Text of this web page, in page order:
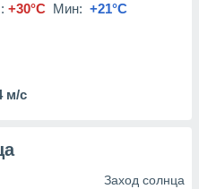
+30°C Мин: +21°C
м/с
Заход солнца